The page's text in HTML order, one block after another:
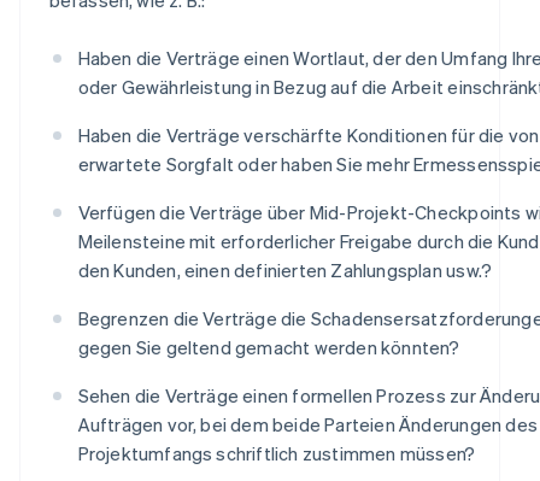
Haben die Verträge einen Wortlaut, der den Umfang
oder Gewährleistung in Bezug auf die Arbeit
Haben die Verträge verschärfte Konditionen für die
erwartete Sorgfalt oder haben Sie mehr
Verfügen die Verträge über Mid-Projekt-Checkpoints
Meilensteine mit erforderlicher Freigabe durch die
den Kunden, einen definierten Zahlungsplan usw.?
Begrenzen die Verträge die
gegen Sie geltend gemacht werden könnten?
Sehen die Verträge einen formellen Prozess zur
Aufträgen vor, bei dem beide Parteien Änderungen des
Projektumfangs schriftlich zustimmen müssen?